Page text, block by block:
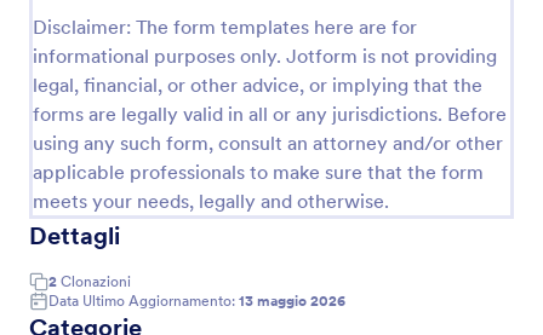
Disclaimer: The form templates here are for
informational purposes only. Jotform is not providing
legal, financial, or other advice, or implying that the
forms are legally valid in all or any jurisdictions. Before
using any such form, consult an attorney and/or other
applicable professionals to make sure that the form
meets your needs, legally and otherwise.
Dettagli
2 Clonazioni
Data Ultimo Aggiornamento: 13 maggio 2026
Categorie
Usa Template
Anteprima